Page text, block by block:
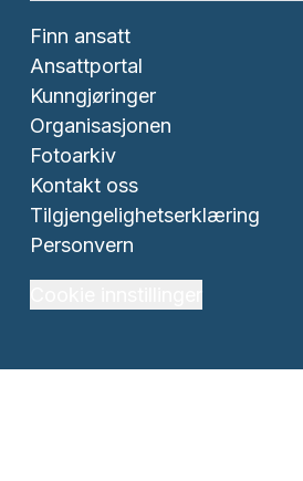
Finn ansatt
Ansattportal
Kunngjøringer
Organisasjonen
Fotoarkiv
Kontakt oss
Tilgjengelighetserklæring
Personvern